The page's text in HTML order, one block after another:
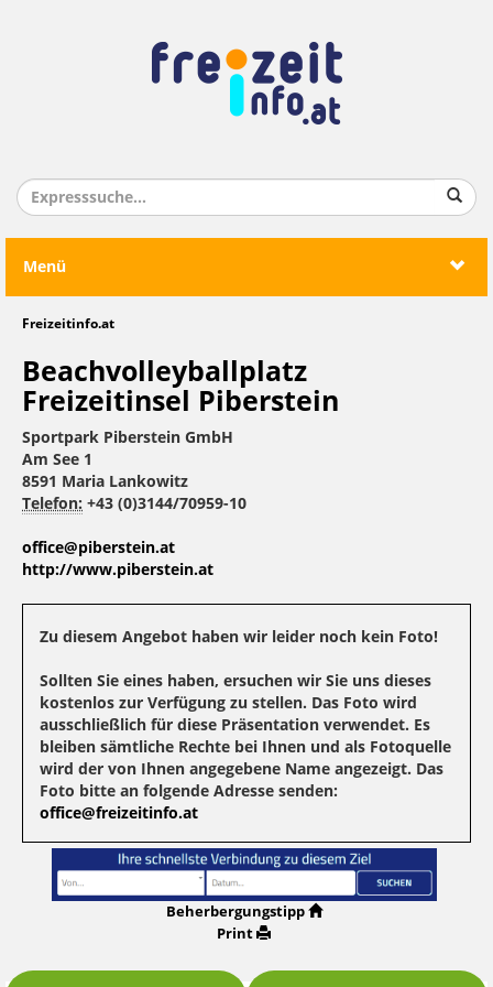
Menü
Freizeitinfo.at
Beachvolleyballplatz
Freizeitinsel Piberstein
Sportpark Piberstein GmbH
Am See 1
8591 Maria Lankowitz
Telefon: +43 (0)3144/70959-10
office@piberstein.at
http://www.piberstein.at
Zu diesem Angebot haben wir leider noch kein Foto!
Sollten Sie eines haben, ersuchen wir Sie uns dieses
kostenlos zur Verfügung zu stellen. Das Foto wird
ausschließlich für diese Präsentation verwendet. Es
bleiben sämtliche Rechte bei Ihnen und als Fotoquelle
wird der von Ihnen angegebene Name angezeigt. Das
Foto bitte an folgende Adresse senden:
office@freizeitinfo.at
Beherbergungstipp
Print